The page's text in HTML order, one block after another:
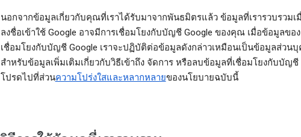
นอกจากข้อมูลเกี่ยวกับคุณที่เราได้รับมาจากพันธมิตรแล้ว ข้อมูลที่เรารวบรวม
ลงชื่อเข้าใช้ Google อาจมีการเชื่อมโยงกับบัญชี Google ของคุณ เมื่อข้อมูลขอ
เชื่อมโยงกับบัญชี Google เราจะปฏิบัติต่อข้อมูลดังกล่าวเหมือนเป็นข้อมูลส่วน
สำหรับข้อมูลเพิ่มเติมเกี่ยวกับวิธีเข้าถึง จัดการ หรือลบข้อมูลที่เชื่อมโยงกับบัญชี
โปรดไปที่ส่วนความโปร่งใสและหลากหลายของนโยบายฉบับนี้